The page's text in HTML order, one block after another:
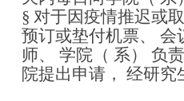
§ 对于因疫情推迟或
预订或垫付机票、 会
师、 学院（ 系） 负
院提出申请， 经研究